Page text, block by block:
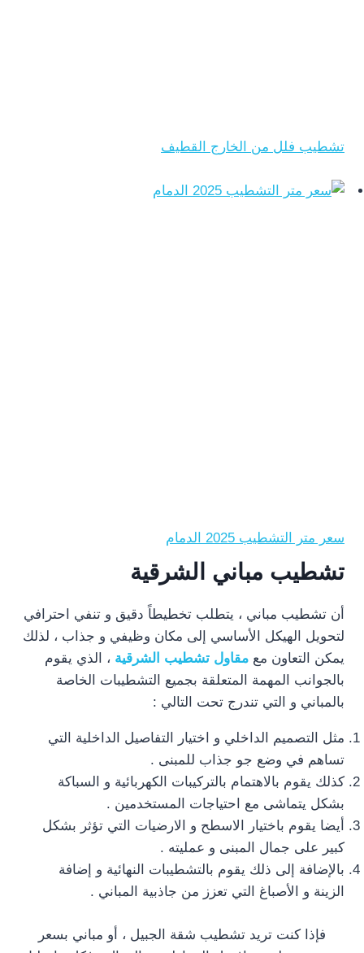
تشطيب فلل من الخارج القطيف
سعر متر التشطيب 2025 الدمام
تشطيب مباني الشرقية
أن تشطيب مباني ، يتطلب تخطيطاً دقيق و تنفي احترافي
لتحويل الهيكل الأساسي إلى مكان وظيفي و جذاب ، لذلك
يمكن التعاون مع مقاول تشطيب الشرقية ، الذي يقوم
بالجوانب المهمة المتعلقة بجميع التشطيبات الخاصة
بالمباني و التي تندرج تحت التالي :
مثل التصميم الداخلي و اختيار التفاصيل الداخلية التي
تساهم في وضع جو جذاب للمبنى .
كذلك يقوم بالاهتمام بالتركيبات الكهربائية و السباكة
بشكل يتماشى مع احتياجات المستخدمين .
أيضا يقوم باختيار الاسطح و الارضيات التي تؤثر بشكل
كبير على جمال المبنى و عمليته .
بالإضافة إلى ذلك يقوم بالتشطيبات النهائية و إضافة
الزينة و الأصباغ التي تعزز من جاذبية المباني .
فإذا كنت تريد تشطيب شقة الجبيل ، أو مباني بسعر